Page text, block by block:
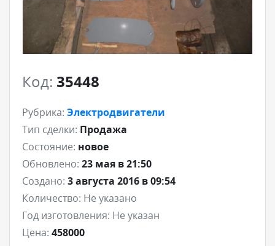
Код: 35448
Рубрика: Электродвигатели
Тип сделки: Продажа
Состояние: новое
Обновлено: 23 мая в 21:50
Создано: 3 августа 2016 в 09:54
Количество: Не указано
Год изготовления: Не указан
Цена: 458000